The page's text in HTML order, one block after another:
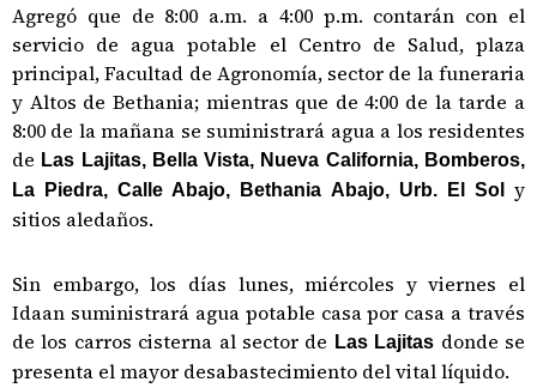
Agregó que de 8:00 a.m. a 4:00 p.m. contarán con el
servicio de agua potable el Centro de Salud, plaza
principal, Facultad de Agronomía, sector de la funeraria
y Altos de Bethania; mientras que de 4:00 de la tarde a
8:00 de la mañana se suministrará agua a los residentes
de Las Lajitas, Bella Vista, Nueva California, Bomberos,
La Piedra, Calle Abajo, Bethania Abajo, Urb. El Sol y
sitios aledaños.
Sin embargo, los días lunes, miércoles y viernes el
Idaan suministrará agua potable casa por casa a través
de los carros cisterna al sector de Las Lajitas donde se
presenta el mayor desabastecimiento del vital líquido.